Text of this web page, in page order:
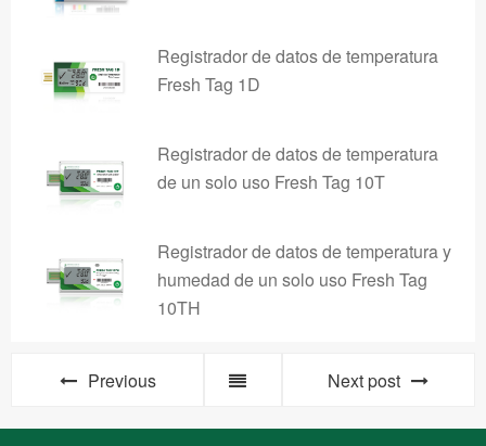
Registrador de datos de temperatura
Fresh Tag 1D
Registrador de datos de temperatura
de un solo uso Fresh Tag 10T
Registrador de datos de temperatura y
humedad de un solo uso Fresh Tag
10TH
Previous Next post